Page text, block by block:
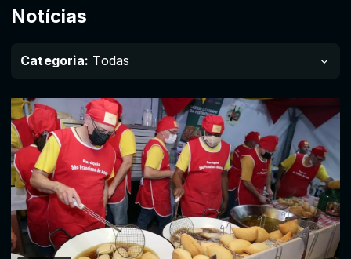
Notícias
Categoria: Todas